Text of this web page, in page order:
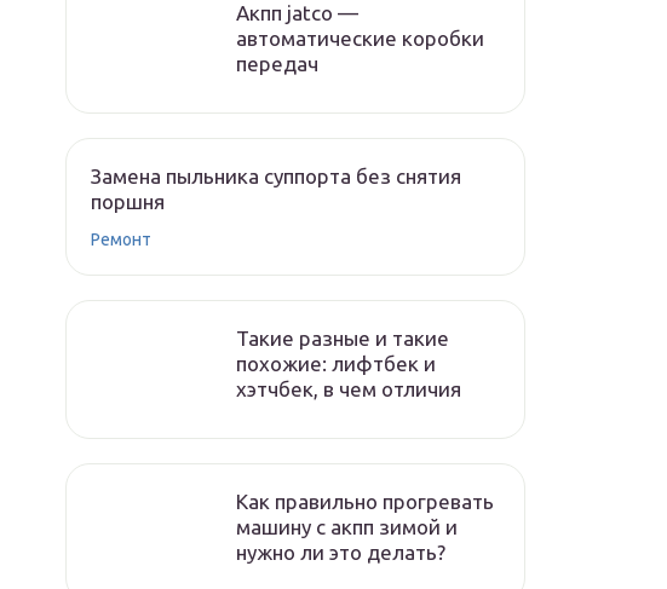
Акпп jatco —
автоматические коробки
передач
Замена пыльника суппорта без снятия
поршня
Ремонт
Такие разные и такие
похожие: лифтбек и
хэтчбек, в чем отличия
Как правильно прогревать
машину с акпп зимой и
нужно ли это делать?